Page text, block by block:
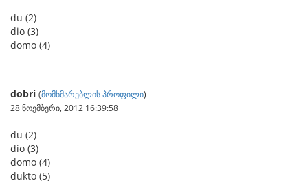
du (2)
dio (3)
domo (4)
dobri (მომხმარებლის პროფილი)
28 ნოემბერი, 2012 16:39:58
du (2)
dio (3)
domo (4)
dukto (5)